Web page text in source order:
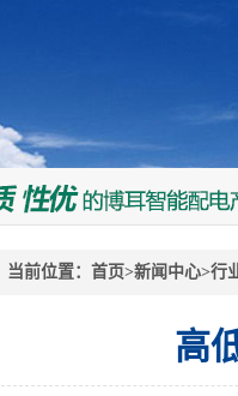
当前位置： 首页>新闻中心>行
高